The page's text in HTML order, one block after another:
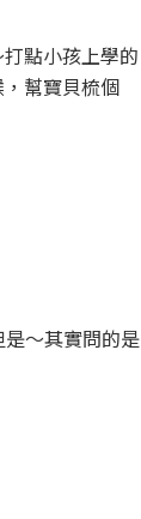
點小孩上學的
幫寶貝梳個
～其實問的是